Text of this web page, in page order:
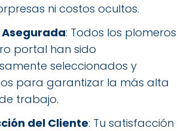
ni costos ocultos.
: Todos los plomeros
portal han sido
seleccionados y
para garantizar la más alta
trabajo.
del Cliente: Tu satisfacción